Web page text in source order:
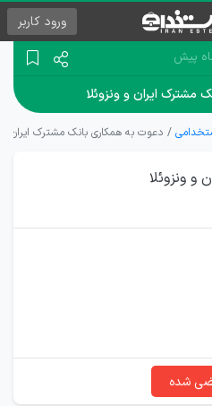
ورود کاربر
مشترک ایران و ونزوئلا
دعوت به همکاری بانک مشترک ایران و
و ونزوئلا
شده